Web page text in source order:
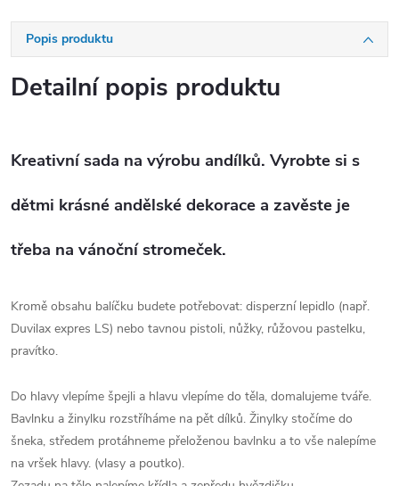
Popis produktu
Detailní popis produktu
Kreativní sada na výrobu andílků. Vyrobte si s
dětmi krásné andělské dekorace a zavěste je
třeba na vánoční stromeček.
Kromě obsahu balíčku budete potřebovat: disperzní lepidlo (např.
Duvilax expres LS) nebo tavnou pistoli, nůžky, růžovou pastelku,
pravítko.
Do hlavy vlepíme špejli a hlavu vlepíme do těla, domalujeme tváře.
Bavlnku a žinylku rozstříháme na pět dílků. Žinylky stočíme do
šneka, středem protáhneme přeloženou bavlnku a to vše nalepíme
na vršek hlavy. (vlasy a poutko).